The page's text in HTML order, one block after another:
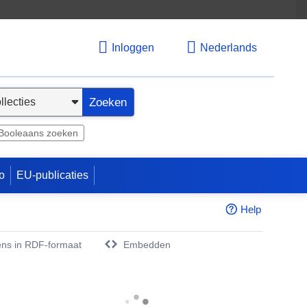
Inloggen Nederlands
Zoeken
zoeken
EU-publicaties
Help
in RDF-formaat
Embedden